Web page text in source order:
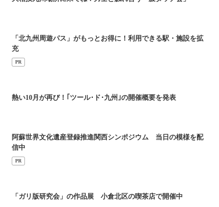
「北九州周遊パス」がもっとお得に！利用できる駅・施設を拡
充
PR
熱い10月が再び！｢ツール･ド･九州｣の開催概要を発表
阿蘇世界文化遺産登録推進関西シンポジウム 当日の模様を配
信中
PR
「ガリ版研究会」の作品展 小倉北区の喫茶店で開催中